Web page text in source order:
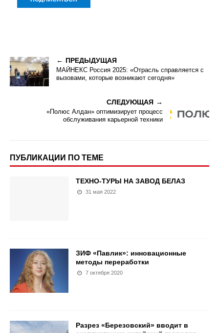
ПРЕДЫДУЩАЯ
МАЙНЕКС Россия 2025: «Отрасль справляется с
вызовами, которые возникают сегодня»
СЛЕДУЮЩАЯ
«Полюс Алдан» оптимизирует процесс
обслуживания карьерной техники
ПУБЛИКАЦИИ ПО ТЕМЕ
ТЕХНО-ТУРЫ НА ЗАВОД БЕЛАЗ
31 мая 2022
ЗИФ «Павлик»: инновационные
методы переработки
7 октября 2020
Разрез «Березовский» вводит в